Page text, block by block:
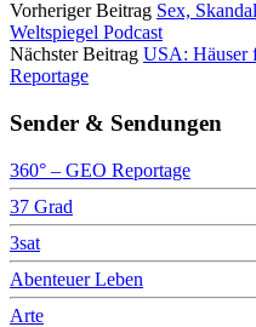
Vorheriger Beitrag Sex,
Weltspiegel Podcast
Nächster Beitrag USA: Häuser
Reportage
Sender & Sendungen
360° – GEO Reportage
37 Grad
3sat
Abenteuer Leben
Arte